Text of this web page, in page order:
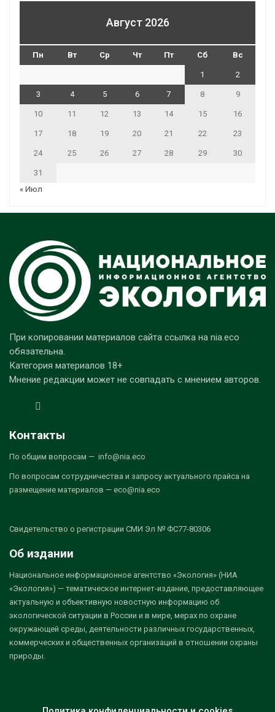
Август 2026
Пн Вт Ср Чт Пт Сб Вс
1 2
3 4 5 6 7 8 9
10 11 12 13 14 15 16
17 18 19 20 21 22 23
24 25 26 27 28 29 30
31
« Июл
При копировании материалов сайта ссылка на nia.eco
обязательна.
Категория материалов 18+
Мнение редакции может не совпадать с мнением авторов.
Контакты
По общим вопросам — info@nia.eco
По вопросам сотрудничества и запросу актуального прайса на
размещение материалов — eco@nia.eco
Свидетельство о регистрации СМИ Эл № ФС77-80306
Об издании
Национальное информационное агентство «Экология» (НИА
«Экология») — тематическое интернет-издание, предоставляющее
актуальную и объективную новостную информацию об
экологической ситуации в России и в мире, мерах по охране
окружающей среды, деятельности различных государственных,
коммерческих и общественных организаций в отношении охраны
природы.